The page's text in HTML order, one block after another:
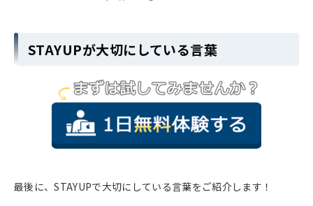
STAYUPが大切にしている言葉
最後に、STAYUPで大切にしている言葉をご紹介します！